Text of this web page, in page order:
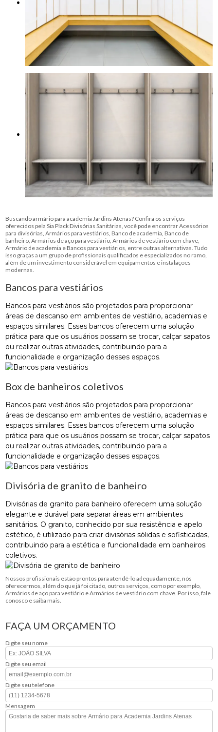
Buscando armário para academia Jardins Atenas? Confira os serviços
oferecidos pela Sia Plack Divisórias Sanitárias, você pode encontrar Acessórios
para divisórias, Armários para vestiários, Banco de academia, Banco de
banheiro, Armários de aço para vestiário, Armários de vestiário com chave,
Armário de academia e Bancos para vestiários, entre outras alternativas. Tudo
isso graças a um grupo de profissionais qualificados e especializados no ramo,
além de um investimento considerável em equipamentos e instalações
modernas.
Bancos para vestiários
Bancos para vestiários são projetados para proporcionar
áreas de descanso em ambientes de vestiário, academias e
espaços similares. Esses bancos oferecem uma solução
prática para que os usuários possam se trocar, calçar sapatos
ou realizar outras atividades, contribuindo para a
funcionalidade e organização desses espaços.
Box de banheiros coletivos
Bancos para vestiários são projetados para proporcionar
áreas de descanso em ambientes de vestiário, academias e
espaços similares. Esses bancos oferecem uma solução
prática para que os usuários possam se trocar, calçar sapatos
ou realizar outras atividades, contribuindo para a
funcionalidade e organização desses espaços.
Divisória de granito de banheiro
Divisórias de granito para banheiro oferecem uma solução
elegante e durável para separar áreas em ambientes
sanitários. O granito, conhecido por sua resistência e apelo
estético, é utilizado para criar divisórias sólidas e sofisticadas,
contribuindo para a estética e funcionalidade em banheiros
coletivos.
Nossos profissionais estão prontos para atendê-lo adequadamente, nós
oferecermos, além do que já foi citado, outros serviços, como por exemplo,
Armários de aço para vestiário e Armários de vestiário com chave. Por isso, fale
conosco e saiba mais.
FAÇA UM ORÇAMENTO
Digite seu nome
Digite seu email
Digite seu telefone
Mensagem